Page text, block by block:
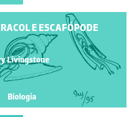
E ESCAFÓPODE
Livingstone
Biologia